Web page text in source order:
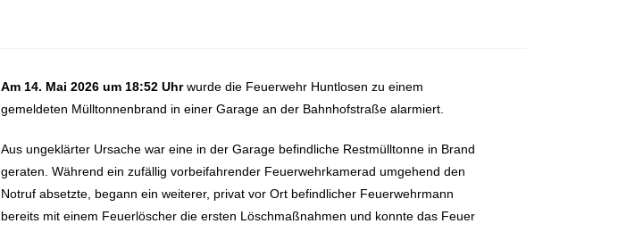
Am 14. Mai 2026 um 18:52 Uhrwurde die Feuerwehr Huntlosen zu einem
gemeldeten Mülltonnenbrand in einer Garage an der Bahnhofstraße alarmiert.
Aus ungeklärter Ursache war eine in der Garage befindliche Restmülltonne in Brand
geraten. Während ein zufällig vorbeifahrender Feuerwehrkamerad umgehend den
Notruf absetzte, begann ein weiterer, privat vor Ort befindlicher Feuerwehrmann
bereits mit einem Feuerlöscher die ersten Löschmaßnahmen und konnte das Feuer